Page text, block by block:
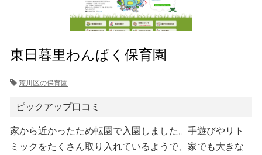
東日暮里わんぱく保育園
荒川区の保育園
ピックアップ口コミ
家から近かったため転園で入園しました。手遊びやリト
ミックをたくさん取り入れているようで、家でも大きな